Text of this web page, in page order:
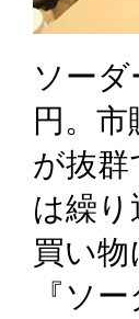
ソー
円。
が抜
は繰
買い
『ソ